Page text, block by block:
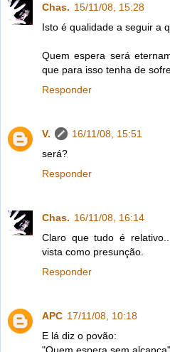
Chas. 15/11/08, 15:28
Isto é qualidade a seguir a
Quem espera será
que para isso tenha de
Responder
V.
16/11/08, 15:51
será?
Responder
Chas. 16/11/08, 16:14
Claro que tudo é
vista como presunção.
Responder
APC 17/11/08, 10:18
E lá diz o povão: